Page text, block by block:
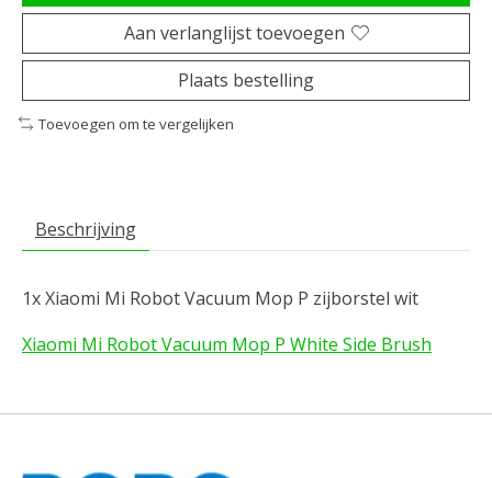
Aan verlanglijst toevoegen
Plaats bestelling
Toevoegen om te vergelijken
Beschrijving
1x Xiaomi Mi Robot Vacuum Mop P zijborstel wit
Xiaomi Mi Robot Vacuum Mop P White Side Brush